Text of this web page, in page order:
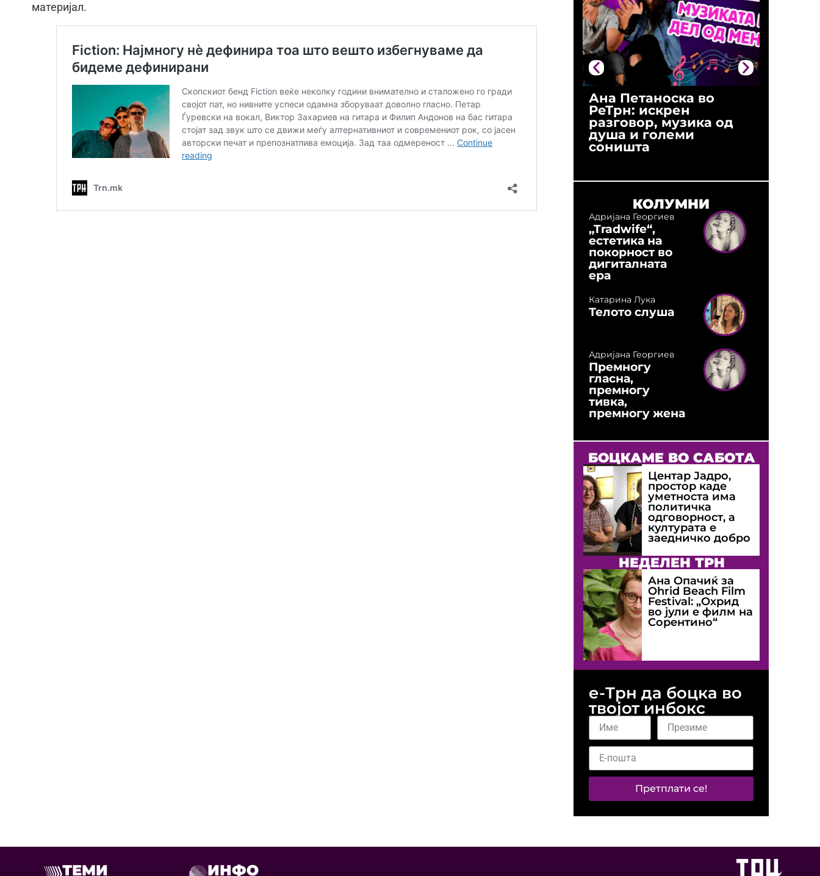
материјал.
Ана Петаноска во
РеТрн: искрен
разговор, музика од
душа и големи
соништа
КОЛУМНИ
Адријана Георгиев
„Tradwife“,
естетика на
покорност во
дигиталната
ера
Катарина Лука
Телото слуша
Адријана Георгиев
Премногу
гласна,
премногу
тивка,
премногу жена
БОЦКАМЕ ВО САБОТА
Центар Јадро,
простор каде
уметноста има
политичка
одговорност, а
културата е
заедничко добро
НЕДЕЛЕН ТРН
Ана Опачиќ за
Оhrid Beach Film
Festival: „Охрид
во јули е филм на
Сорентино“
е-Трн да боцка во
твојот инбокс
Претплати се!
ТЕМИ ИНФО